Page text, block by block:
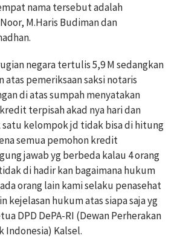
nama tersebut adalah
M.Haris Budiman dan
negara tertulis 5,9 M sedangkan
atas pemeriksaan saksi notaris
di atas sumpah menyatakan
terpisah akad nya hari dan
satu kelompok jd tidak bisa di hitung
semua pemohon kredit
jawab yg berbeda kalau 4 orang
di hadir kan bagaimana hukum
orang lain kami selaku penasehat
kejelasan hukum atas siapa saja yg
DPD DePA-RI (Dewan Perherakan
Indonesia) Kalsel.